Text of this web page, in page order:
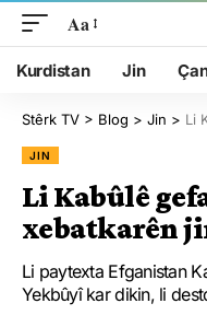
Aa
Kurdistan Jin
Stêrk TV > Blog > Jin > Li
JIN
Li Kabûlê
xebatkarên
Li paytexta Efganistan
Yekbûyî kar dikin, li